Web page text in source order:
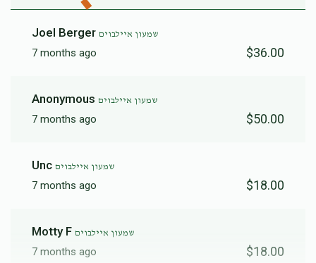
Joel Berger שמעון איילבוים
7 months ago $36.00
Anonymous שמעון איילבוים
7 months ago $50.00
Unc שמעון איילבוים
7 months ago $18.00
Motty F שמעון איילבוים
7 months ago $18.00